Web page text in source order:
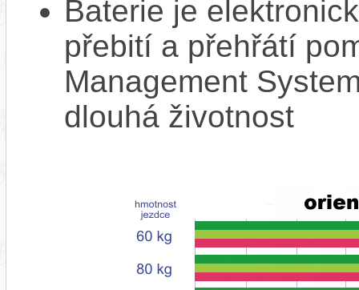
Baterie je
přebití a přehřátí
Management
dlouhá životnost